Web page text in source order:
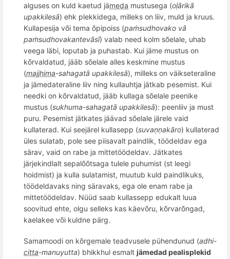
alguses on kuld kaetud jämeda mustusega (oḷārikā
upakkilesā) ehk plekkidega, milleks on liiv, muld ja kruus.
Kullapesija või tema õpipoiss (paṁsudhovako vā
paṁsudhovakantevāsī) valab need kolm sõelale, uhab
veega läbi, loputab ja puhastab. Kui jäme mustus on
kõrvaldatud, jääb sõelale alles keskmine mustus
(majjhima-sahagatā upakkilesā), milleks on väikseteraline
ja jämedateraline liiv ning kullauhtja jätkab pesemist. Kui
needki on kõrvaldatud, jääb kullaga sõelale peenike
mustus (sukhuma-sahagatā upakkilesā): peenliiv ja must
puru. Pesemist jätkates jäävad sõelale järele vaid
kullaterad. Kui seejärel kullasepp (suvaṇṇakāro) kullaterad
üles sulatab, pole see piisavalt paindlik, töödeldav ega
särav, vaid on rabe ja mittetöödeldav. Jätkates
järjekindlalt sepalõõtsaga tulele puhumist (st leegi
hoidmist) ja kulla sulatamist, muutub kuld paindlikuks,
töödeldavaks ning säravaks, ega ole enam rabe ja
mittetöödeldav. Nüüd saab kullassepp edukalt luua
soovitud ehte, olgu selleks kas käevõru, kõrvarõngad,
kaelakee või kuldne pärg.
Samamoodi on kõrgemale teadvusele pühendunud (adhi-
citta-manuyutta) bhikkhul esmalt jämedad pealisplekid